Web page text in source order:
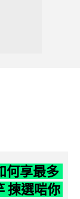
何享最多
揀選啱你